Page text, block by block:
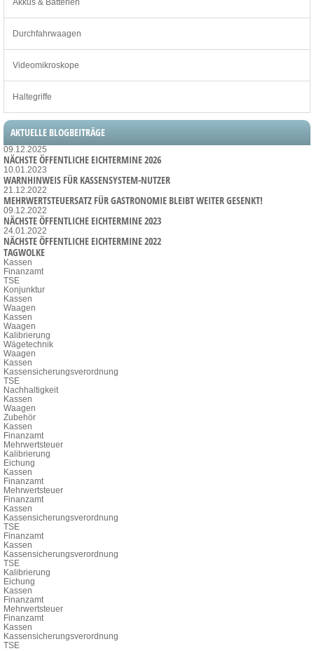
Durchfahrwaagen
Videomikroskope
Haltegriffe
AKTUELLE BLOGBEITRÄGE
09.12.2025
NÄCHSTE ÖFFENTLICHE EICHTERMINE 2026
10.01.2023
WARNHINWEIS FÜR KASSENSYSTEM-NUTZER
21.12.2022
MEHRWERTSTEUERSATZ FÜR GASTRONOMIE BLEIBT WEITER GESENKT!
09.12.2022
NÄCHSTE ÖFFENTLICHE EICHTERMINE 2023
24.01.2022
NÄCHSTE ÖFFENTLICHE EICHTERMINE 2022
TAGWOLKE
Kassen
Finanzamt
TSE
Konjunktur
Kassen
Waagen
Kassen
Waagen
Kalibrierung
Wägetechnik
Waagen
Kassen
Kassensicherungsverordnung
TSE
Nachhaltigkeit
Kassen
Waagen
Zubehör
Kassen
Finanzamt
Mehrwertsteuer
Kalibrierung
Eichung
Kassen
Finanzamt
Mehrwertsteuer
Finanzamt
Kassen
Kassensicherungsverordnung
TSE
Finanzamt
Kassen
Kassensicherungsverordnung
TSE
Kalibrierung
Eichung
Kassen
Finanzamt
Mehrwertsteuer
Finanzamt
Kassen
Kassensicherungsverordnung
TSE